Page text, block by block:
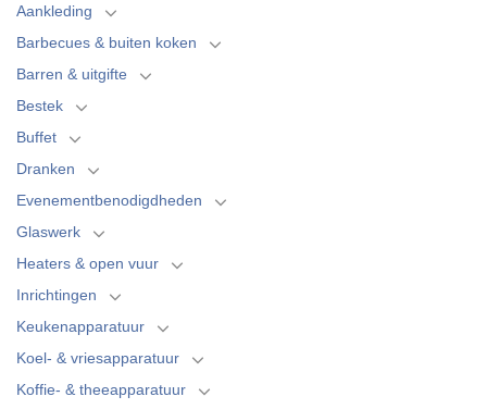
Aankleding
Barbecues & buiten koken
Barren & uitgifte
Bestek
Buffet
Dranken
Evenementbenodigdheden
Glaswerk
Heaters & open vuur
Inrichtingen
Keukenapparatuur
Koel- & vriesapparatuur
Koffie- & theeapparatuur